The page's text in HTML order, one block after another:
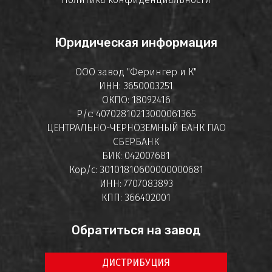
Юридическая информация
ООО завод "Ферингер и К"
ИНН: 3650003251
ОКПО: 18092416
Р/с: 40702810213000061365
ЦЕНТРАЛЬНО-ЧЕРНОЗЕМНЫЙ БАНК ПАО
СБЕРБАНК
БИК: 042007681
Кор/с: 30101810600000000681
ИНН: 7707083893
КПП: 366402001
Обратиться на завод
ДИСТРИБУЦИЯ